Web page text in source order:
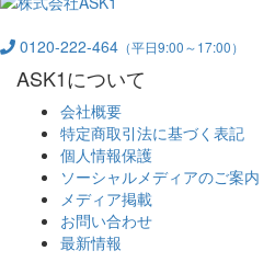
0120-222-464 （平日9:00～17:00）
ASK1について
会社概要
特定商取引法に基づく表記
個人情報保護
ソーシャルメディアのご案内
メディア掲載
お問い合わせ
最新情報